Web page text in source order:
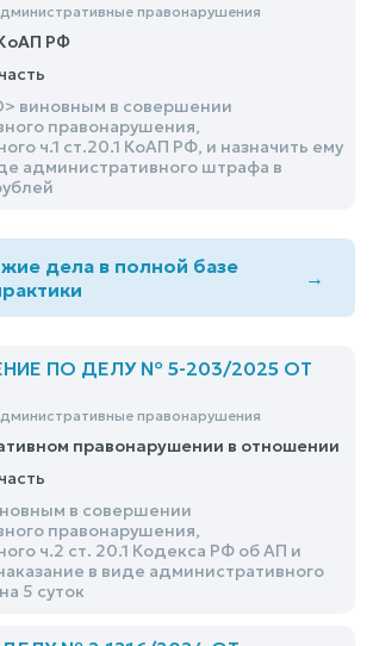
правонарушения
РФ
виновным в совершении
правонарушения,
ч.1 ст.20.1 КоАП РФ, и назначить ему
административного штрафа в
дела в полной базе
→
ПО ДЕЛУ № 5-203/2025 ОТ
правонарушения
правонарушении в отношении
в совершении
правонарушения,
ч.2 ст. 20.1 Кодекса РФ об АП и
в виде административного
5 суток